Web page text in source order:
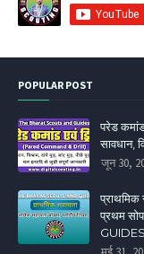
POPULAR POST
परेड
सावधान,
जून 30,
प्रथम
GUIDES